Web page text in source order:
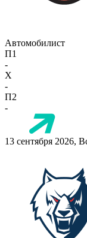
Автомобилист
П1
-
X
-
П2
-
13 сентября 2026,